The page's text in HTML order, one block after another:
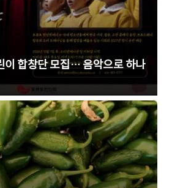
이 합창단 모집… 음악으로 하나